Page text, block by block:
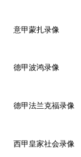
意甲蒙扎录像
德甲波鸿录像
德甲法兰克福录像
西甲皇家社会录像